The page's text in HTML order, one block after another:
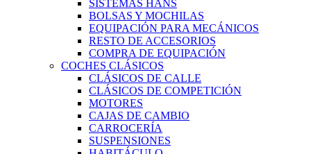
SISTEMAS HANS
BOLSAS Y MOCHILAS
EQUIPACIÓN PARA MECÁNICOS
RESTO DE ACCESORIOS
COMPRA DE EQUIPACIÓN
COCHES CLÁSICOS
CLÁSICOS DE CALLE
CLÁSICOS DE COMPETICIÓN
MOTORES
CAJAS DE CAMBIO
CARROCERÍA
SUSPENSIONES